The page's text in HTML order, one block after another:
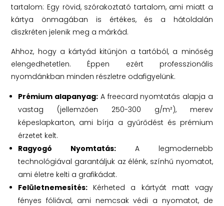
tartalom: Egy rövid, szórakoztató tartalom, ami miatt a
kártya önmagában is értékes, és a hátoldalán
diszkréten jelenik meg a márkád.
Ahhoz, hogy a kártyád kitűnjön a tartóból, a minőség
elengedhetetlen. Éppen ezért professzionális
nyomdánkban minden részletre odafigyelünk.
Prémium alapanyag: A freecard nyomtatás alapja a
vastag (jellemzően 250-300 g/m²), merev
képeslapkarton, ami bírja a gyűrődést és prémium
érzetet kelt.
Ragyogó Nyomtatás: A legmodernebb
technológiával garantáljuk az élénk, színhű nyomatot,
ami életre kelti a grafikádat.
Felületnemesítés: Kérheted a kártyát matt vagy
fényes fóliával, ami nemcsak védi a nyomatot, de